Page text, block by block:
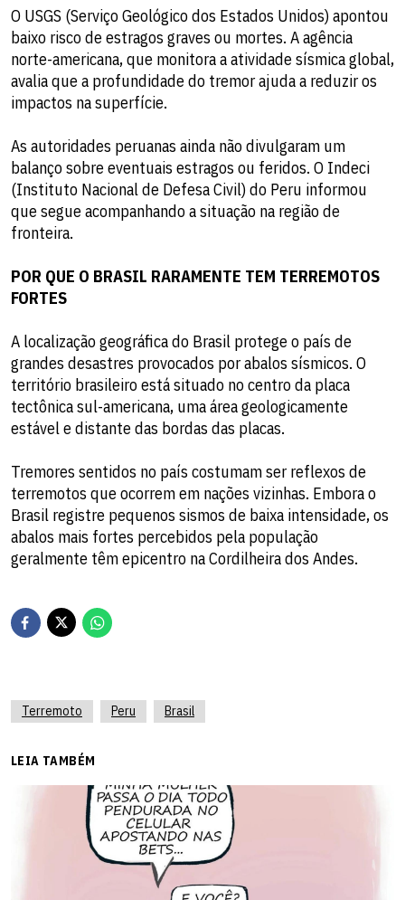
O USGS (Serviço Geológico dos Estados Unidos) apontou
baixo risco de estragos graves ou mortes. A agência
norte-americana, que monitora a atividade sísmica global,
avalia que a profundidade do tremor ajuda a reduzir os
impactos na superfície.
As autoridades peruanas ainda não divulgaram um
balanço sobre eventuais estragos ou feridos. O Indeci
(Instituto Nacional de Defesa Civil) do Peru informou
que segue acompanhando a situação na região de
fronteira.
POR QUE O BRASIL RARAMENTE TEM TERREMOTOS
FORTES
A localização geográfica do Brasil protege o país de
grandes desastres provocados por abalos sísmicos. O
território brasileiro está situado no centro da placa
tectônica sul-americana, uma área geologicamente
estável e distante das bordas das placas.
Tremores sentidos no país costumam ser reflexos de
terremotos que ocorrem em nações vizinhas. Embora o
Brasil registre pequenos sismos de baixa intensidade, os
abalos mais fortes percebidos pela população
geralmente têm epicentro na Cordilheira dos Andes.
Terremoto Peru Brasil
LEIA TAMBÉM